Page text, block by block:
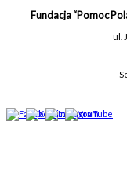
Fundacja “Pomoc
ul.